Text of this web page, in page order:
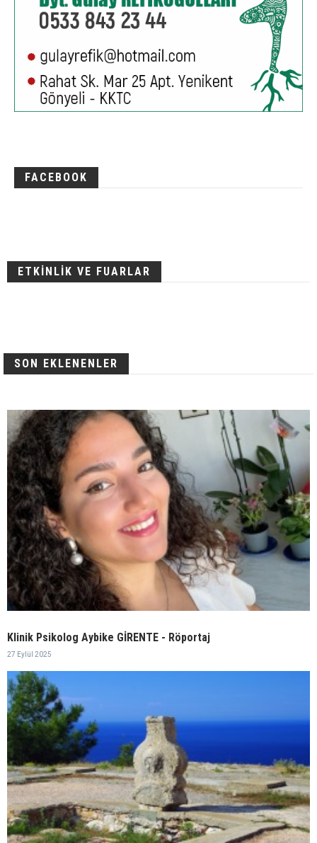
FACEBOOK
ETKİNLİK VE FUARLAR
SON EKLENENLER
Klinik Psikolog Aybike GİRENTE - Röportaj
27 Eylül 2025